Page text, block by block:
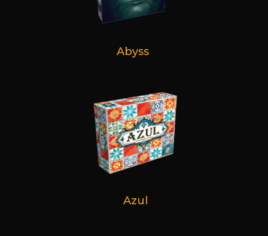
Abyss
Azul